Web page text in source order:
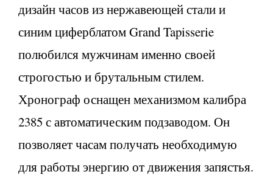
дизайн часов из нержавеющей стали и
синим циферблатом Grand Tapisserie
полюбился мужчинам именно своей
строгостью и брутальным стилем.
Хронограф оснащен механизмом калибра
2385 с автоматическим подзаводом. Он
позволяет часам получать необходимую
для работы энергию от движения запястья.